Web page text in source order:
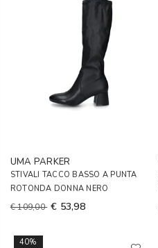
UMA PARKER
STIVALI TACCO BASSO A PUNTA
ROTONDA DONNA NERO
€ 109,00 € 53,98
40%